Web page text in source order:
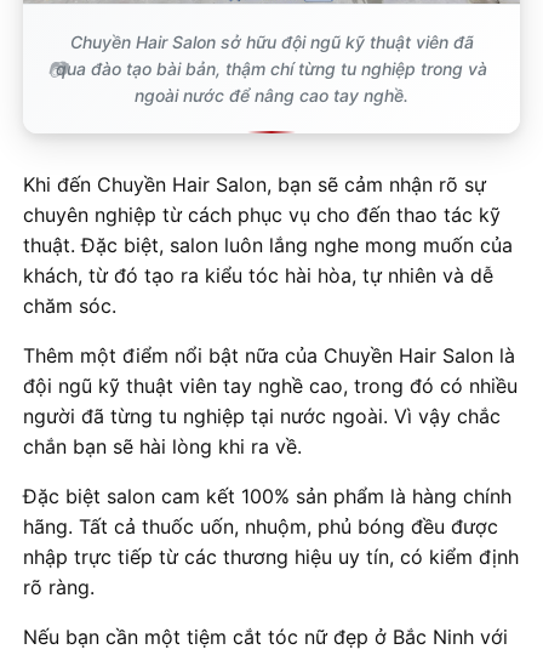
Chuyền Hair Salon sở hữu đội ngũ kỹ thuật viên đã
qua đào tạo bài bản, thậm chí từng tu nghiệp trong và
ngoài nước để nâng cao tay nghề.
Khi đến Chuyền Hair Salon, bạn sẽ cảm nhận rõ sự
chuyên nghiệp từ cách phục vụ cho đến thao tác kỹ
thuật. Đặc biệt, salon luôn lắng nghe mong muốn của
khách, từ đó tạo ra kiểu tóc hài hòa, tự nhiên và dễ
chăm sóc.
Thêm một điểm nổi bật nữa của Chuyền Hair Salon là
đội ngũ kỹ thuật viên tay nghề cao, trong đó có nhiều
người đã từng tu nghiệp tại nước ngoài. Vì vậy chắc
chắn bạn sẽ hài lòng khi ra về.
Đặc biệt salon cam kết 100% sản phẩm là hàng chính
hãng. Tất cả thuốc uốn, nhuộm, phủ bóng đều được
nhập trực tiếp từ các thương hiệu uy tín, có kiểm định
rõ ràng.
Nếu bạn cần một tiệm cắt tóc nữ đẹp ở Bắc Ninh với